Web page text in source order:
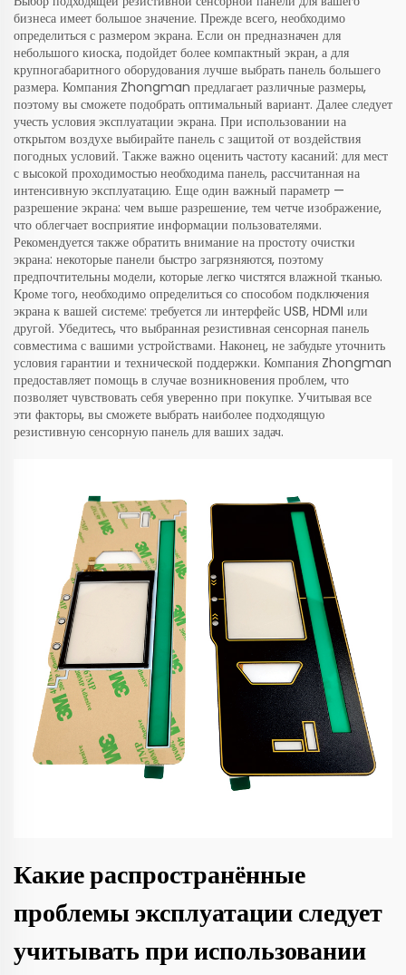
бизнеса имеет большое значение. Прежде всего, необходимо
определиться с размером экрана. Если он предназначен для
небольшого киоска, подойдет более компактный экран, а для
крупногабаритного оборудования лучше выбрать панель большего
размера. Компания Zhongman предлагает различные размеры,
поэтому вы сможете подобрать оптимальный вариант. Далее следует
учесть условия эксплуатации экрана. При использовании на
открытом воздухе выбирайте панель с защитой от воздействия
погодных условий. Также важно оценить частоту касаний: для мест
с высокой проходимостью необходима панель, рассчитанная на
интенсивную эксплуатацию. Еще один важный параметр —
разрешение экрана: чем выше разрешение, тем четче изображение,
что облегчает восприятие информации пользователями.
Рекомендуется также обратить внимание на простоту очистки
экрана: некоторые панели быстро загрязняются, поэтому
предпочтительны модели, которые легко чистятся влажной тканью.
Кроме того, необходимо определиться со способом подключения
экрана к вашей системе: требуется ли интерфейс USB, HDMI или
другой. Убедитесь, что выбранная резистивная сенсорная панель
совместима с вашими устройствами. Наконец, не забудьте уточнить
условия гарантии и технической поддержки. Компания Zhongman
предоставляет помощь в случае возникновения проблем, что
позволяет чувствовать себя уверенно при покупке. Учитывая все
эти факторы, вы сможете выбрать наиболее подходящую
резистивную сенсорную панель для ваших задач.
Какие распространённые
проблемы эксплуатации следует
учитывать при использовании